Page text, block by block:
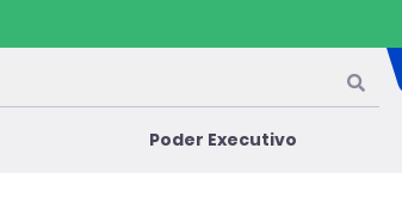
Poder Executivo